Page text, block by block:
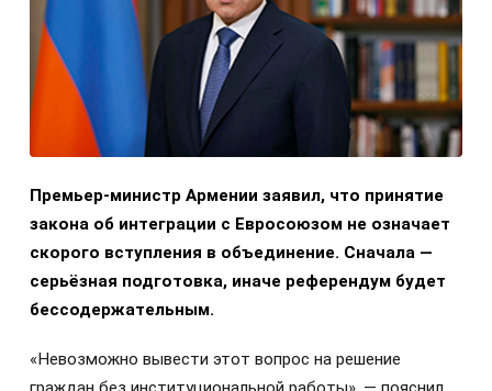
Премьер-министр Армении заявил, что принятие
закона об интеграции с Евросоюзом не означает
скорого вступления в объединение. Сначала —
серьёзная подготовка, иначе референдум будет
бессодержательным.
«Невозможно вывести этот вопрос на решение